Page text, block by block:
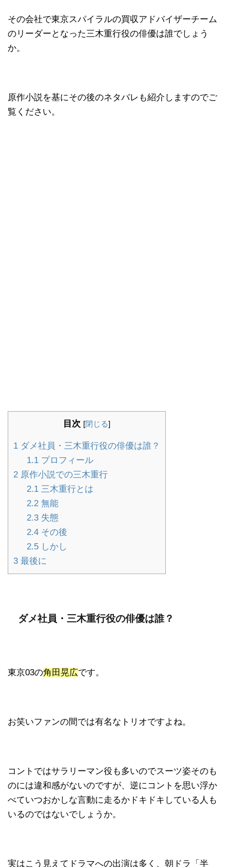
その会社で東京スパイラルの買収アドバイザーチーム
のリーダーとなった三木重行役の俳優は誰でしょう
か。
原作小説を基にその後のネタバレも紹介しますのでご
覧ください。
目次 [閉じる]
1 ダメ社員・三木重行役の俳優は誰？
1.1プロフィール
2 原作小説での三木重行
2.1三木重行とは
2.2無能
2.3失態
2.4その後
2.5しかし
3 最後に
ダメ社員・三木重行役の俳優は誰？
東京03の角田晃広です。
お笑いファンの間では有名なトリオですよね。
コントではサラリーマン役も多いのでスーツ姿そのも
のには違和感がないのですが、逆にコントを思い浮か
べていつおかしな言動に走るかドキドキしている人も
いるのではないでしょうか。
実はこう見えてドラマへの出演は多く、朝ドラ「半